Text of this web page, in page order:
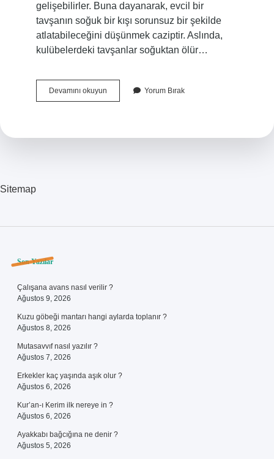
gelişebilirler. Buna dayanarak, evcil bir
tavşanın soğuk bir kışı sorunsuz bir şekilde
atlatabileceğini düşünmek caziptir. Aslında,
kulübelerdeki tavşanlar soğuktan ölür…
Devamını okuyunTavşan
Kışın
Yorum Bırak
Sitemap
Sidebar
Son Yazılar
Çalışana avans nasıl verilir ?
Ağustos 9, 2026
Kuzu göbeği mantarı hangi aylarda toplanır ?
Ağustos 8, 2026
Mutasavvıf nasıl yazılır ?
Ağustos 7, 2026
Erkekler kaç yaşında aşık olur ?
Ağustos 6, 2026
Kur’an-ı Kerim ilk nereye in ?
Ağustos 6, 2026
Ayakkabı bağcığına ne denir ?
Ağustos 5, 2026